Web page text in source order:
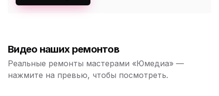
Видео наших ремонтов
Реальные ремонты мастерами «Юмедиа» —
нажмите на превью, чтобы посмотреть.